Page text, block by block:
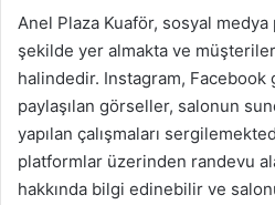
Anel Plaza Kuaför, sosyal
şekilde yer almakta ve
halindedir. Instagram,
paylaşılan görseller, salonun
yapılan çalışmaları
platformlar üzerinden randevu
hakkında bilgi edinebilir ve